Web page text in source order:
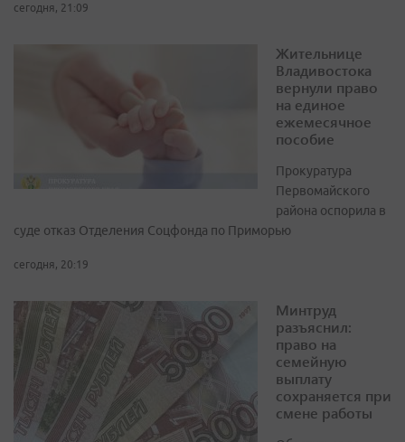
сегодня, 21:09
Жительнице
Владивостока
вернули право
на единое
ежемесячное
пособие
Прокуратура
Первомайского
района оспорила в
суде отказ Отделения Соцфонда по Приморью
сегодня, 20:19
Минтруд
разъяснил:
право на
семейную
выплату
сохраняется при
смене работы